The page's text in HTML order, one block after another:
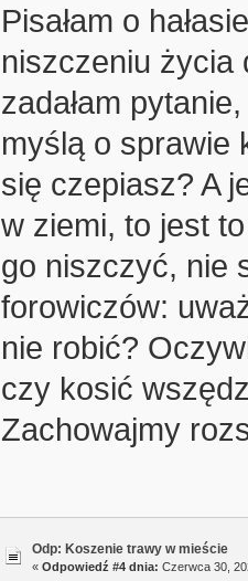
Pisałam o
niszczeniu życia
zadałam
myślą o sprawie
się czepiasz? A
w ziemi, to jest
go niszczyć, nie
forowiczów:
nie robić?
czy kosić
Zachowajmy
Odp: Koszenie trawy w mieście
« Odpowiedź #4 dnia: Czerwca 30,